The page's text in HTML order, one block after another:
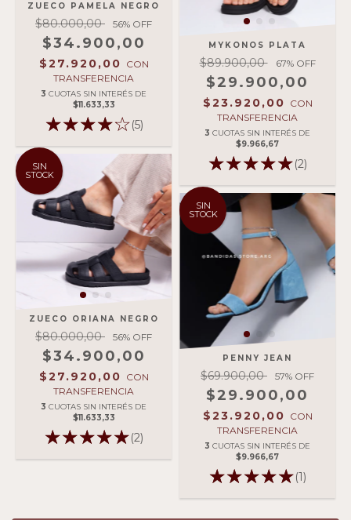
ZUECO PAMELA NEGRO
$80.000,00 56% OFF
$34.900,00
$27.920,00 CON
TRANSFERENCIA
3 CUOTAS SIN INTERÉS DE
$11.633,33
(5)
MYKONOS PLATA
$89.900,00 67% OFF
$29.900,00
$23.920,00 CON
TRANSFERENCIA
3 CUOTAS SIN INTERÉS DE
$9.966,67
(2)
SIN
STOCK
ZUECO ORIANA NEGRO
$80.000,00 56% OFF
$34.900,00
$27.920,00 CON
TRANSFERENCIA
3 CUOTAS SIN INTERÉS DE
$11.633,33
(2)
SIN
STOCK
PENNY JEAN
$69.900,00 57% OFF
$29.900,00
$23.920,00 CON
TRANSFERENCIA
3 CUOTAS SIN INTERÉS DE
$9.966,67
(1)